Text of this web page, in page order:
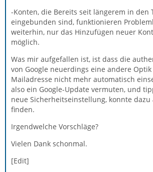
-Konten, die Bereits seit längerem in den
eingebunden sind, funktionieren
weiterhin, nur das Hinzufügen neuer
möglich.
Was mir aufgefallen ist, ist dass die
von Google neuerdings eine andere
Mailadresse nicht mehr automatisch
also ein Google-Update vermuten, und
neue Sicherheitseinstellung, konnte
finden.
Irgendwelche Vorschläge?
Vielen Dank schonmal.
[Edit]